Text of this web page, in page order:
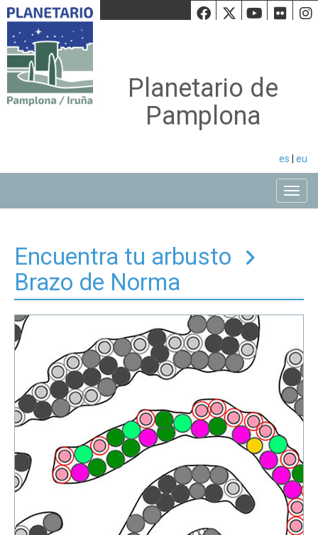
Facebook
Twiiter
Planetario de
Pamplona
es eu
Encuentra tu arbusto
Brazo de Norma